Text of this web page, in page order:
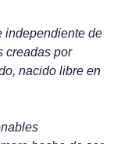
independiente de
creadas por
nacido libre en